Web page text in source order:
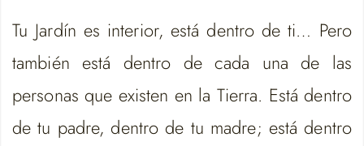
Tu Jardín es interior, está dentro de ti… Pero
también está dentro de cada una de las
personas que existen en la Tierra. Está dentro
de tu padre, dentro de tu madre; está dentro